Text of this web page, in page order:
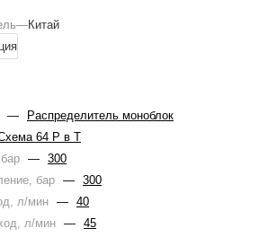
—Китай
—
Распределитель моноблок
64 Р в Т
— 300
бар — 300
л/мин — 40
л/мин — 45